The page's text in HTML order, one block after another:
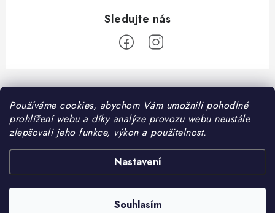
Používáme cookies, abychom Vám umožnili pohodlné
prohlížení webu a díky analýze provozu webu neustále
zlepšovali jeho funkce, výkon a použitelnost.
Nastavení
Souhlasím
Z
á
Informace pro vás
Kontakt
Možnosti dopravy
Hodnocení obchodu
❤️ Oblíbené kategorie
DomaciMazel.cz. Všechna práva vyhrazena.